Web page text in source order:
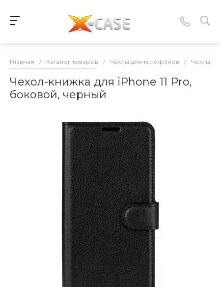
Главная / Каталог товаров / Чехлы для телефонов / Чехлы-
Чехол-книжка для iPhone 11 Pro,
боковой, черный